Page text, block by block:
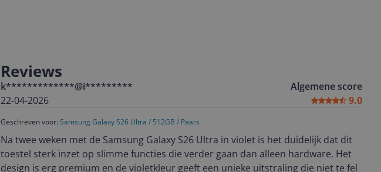
Reviews
k*************@i*********
22-04-2026
Algemene score
9.0
Geschreven voor: Samsung Galaxy S26 Ultra / 512GB / Paars
Na twee weken met de Samsung Galaxy S26 Ultra in violet is het duidelijk dat dit
toestel sterk inzet op slimme functies die verder gaan dan alleen hardware. Het
design is erg premium en de violetkleur geeft een unieke uitstraling die niet te fel